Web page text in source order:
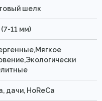
шелк
11 мм)
дачи, HoReCa